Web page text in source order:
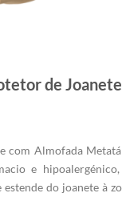
de
com Almofada
e
do joanete à